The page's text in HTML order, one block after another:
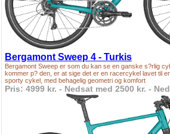
Bergamont Sweep 4 - Turkis
Bergamont Sweep er som du kan se en ganske s?rlig
kommer p? den, er at sige det er en racercykel lavet til
sporty cykel, med behagelig geometri og komfort
Pris: 4999 kr. - Nedsat med 2500 kr. -